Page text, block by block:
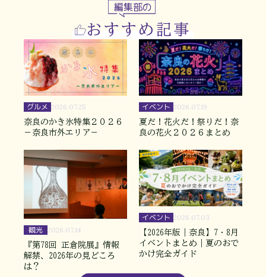
編集部の
おすすめ記事
グルメ 2026.07.25
奈良のかき氷特集２０２６
－奈良市外エリア－
イベント 2026.07.19
夏だ！花火だ！祭りだ！奈
良の花火２０２６まとめ
観光 2026.07.14
『第78回 正倉院展』情報
解禁、2026年の見どころ
は？
イベント 2026.07.03
【2026年版｜奈良】7・8月
イベントまとめ｜夏のおで
かけ完全ガイド